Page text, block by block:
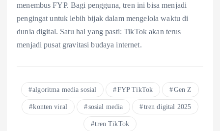
menembus FYP. Bagi pengguna, tren ini bisa menjadi
pengingat untuk lebih bijak dalam mengelola waktu di
dunia digital. Satu hal yang pasti: TikTok akan terus
menjadi pusat gravitasi budaya internet.
algoritma media sosial FYP TikTok Gen Z
konten viral sosial media tren digital 2025
tren TikTok